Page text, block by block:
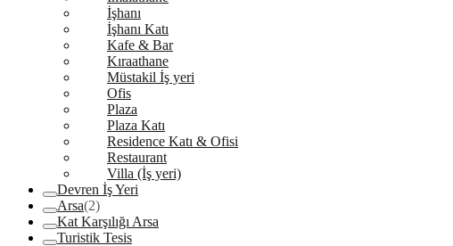
İşhanı
İşhanı Katı
Kafe & Bar
Kıraathane
Müstakil İş yeri
Ofis
Plaza
Plaza Katı
Residence Katı & Ofisi
Restaurant
Villa (İş yeri)
Devren İş Yeri
Arsa(2)
Kat Karşılığı Arsa
Turistik Tesis